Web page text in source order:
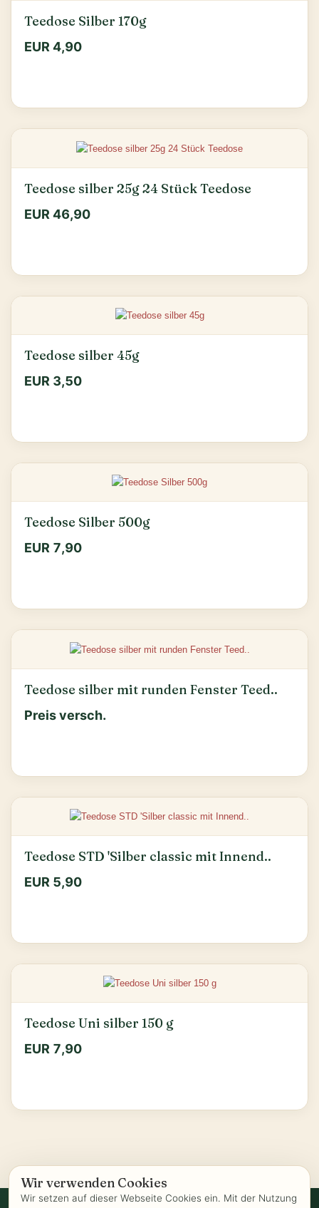
Wir verwenden Cookies
Wir setzen auf dieser Webseite Cookies ein. Mit der Nutzung
Teedose Silber 170g
EUR 4,90
Teedose silber 25g 24 Stück Teedose
EUR 46,90
Teedose silber 45g
EUR 3,50
Teedose Silber 500g
EUR 7,90
Teedose silber mit runden Fenster Teed..
Preis versch.
Teedose STD 'Silber classic mit Innend..
EUR 5,90
Teedose Uni silber 150 g
EUR 7,90